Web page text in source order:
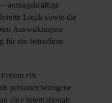
aussagekräftige
Logik sowie die
Auswirkungen
für die betroffene
ein
personenbezogene
eine internationale